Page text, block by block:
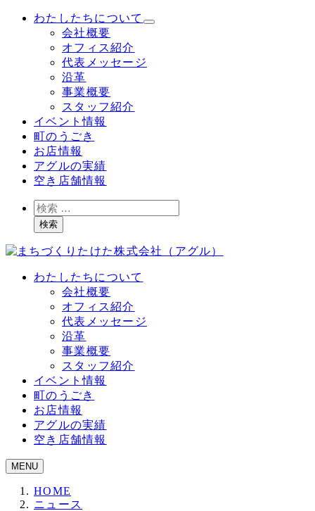
わたしたちについて
会社概要
オフィス紹介
代表メッセージ
沿革
事業概要
スタッフ紹介
イベント情報
町のうごき
お店情報
アグルの実績
空き店舗情報
検
索検索
わたしたちについて
会社概要
オフィス紹介
代表メッセージ
沿革
事業概要
スタッフ紹介
イベント情報
町のうごき
お店情報
アグルの実績
空き店舗情報
MENU
HOME
ニュース